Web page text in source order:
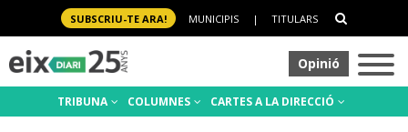
SUBSCRIU-TE ARA! MUNICIPIS | TITULARS
Opinió
TRIBUNA COLUMNES CARTES A LA DIRECCIÓ